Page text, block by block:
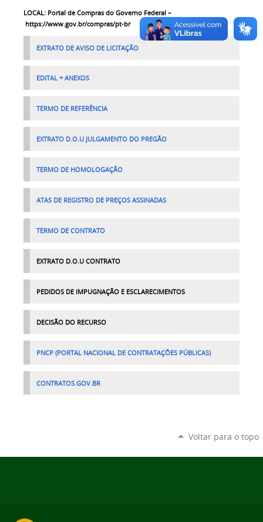
LOCAL: Portal de Compras do Governo Federal –
https://www.gov.br/compras/pt-br
EXTRATO DE AVISO DE LICITAÇÃO
EDITAL + ANEXOS
TERMO DE REFERÊNCIA
EXTRATO D.O.U JULGAMENTO DO PREGÃO
TERMO DE HOMOLOGAÇÃO
ATAS DE REGISTRO DE PREÇOS ASSINADAS
TERMO DE CONTRATO
EXTRATO D.O.U CONTRATO
PEDIDOS DE IMPUGNAÇÃO E ESCLARECIMENTOS
DECISÃO DO RECURSO
PNCP (PORTAL NACIONAL DE CONTRATAÇÕES PÚBLICAS)
CONTRATOS.GOV.BR
Voltar para o topo